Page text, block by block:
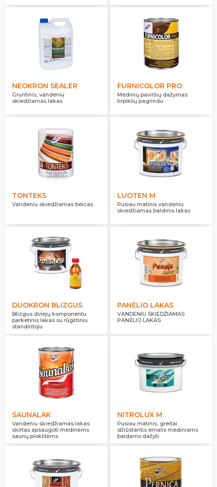
NEOKRON SEALER
Gruntinis, vandeniu
skiedžiamas lakas
FURNICOLOR PRO
Medinių paviršių dažymas
tirpiklių pagrindu
TONTEKS
Vandeniu skiedžiamas beicas
LUOTEN M
Pusiau matinis vandeniu
skiedžiamas baldinis lakas
DUOKRON BLIZGUS
Blizgus dviejų komponentu
parketinis lakas su rūgštiniu
standintoju
PANĖLIO LAKAS
VANDENIU SKIEDŽIAMAS
PANĖLIO LAKAS
SAUNALAK
Vandeniu skiedžiamas lakas
skirtas apsaugoti medinėms
saunų plokštėms
NITROLUX M
Pusiau matinis, greitai
džiūstantis emalis mediniams
baldams dažyti